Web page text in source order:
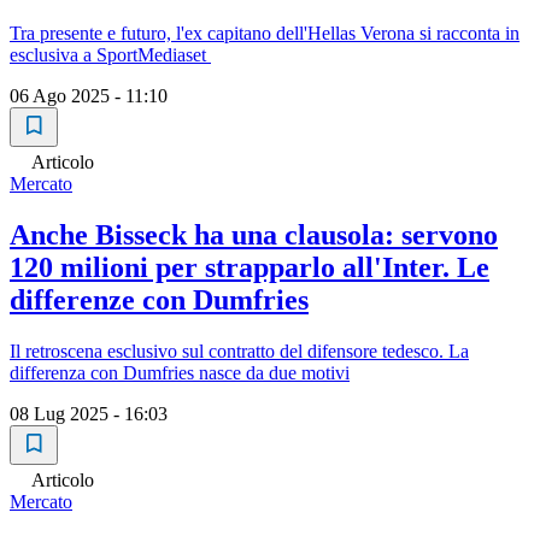
Tra presente e futuro, l'ex capitano dell'Hellas Verona si racconta in
esclusiva a SportMediaset
06 Ago 2025 - 11:10
Articolo
Mercato
Anche Bisseck ha una clausola: servono
120 milioni per strapparlo all'Inter. Le
differenze con Dumfries
Il retroscena esclusivo sul contratto del difensore tedesco. La
differenza con Dumfries nasce da due motivi
08 Lug 2025 - 16:03
Articolo
Mercato